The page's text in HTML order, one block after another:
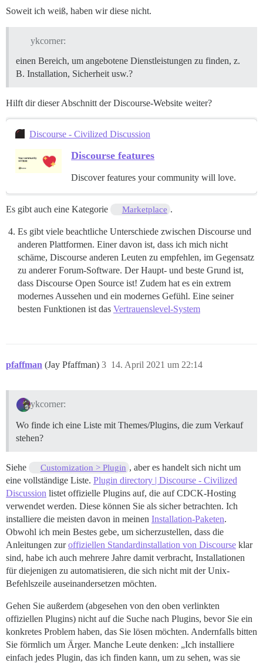
Soweit ich weiß, haben wir diese nicht.
ykcorner:
einen Bereich, um angebotene Dienstleistungen zu finden, z.
B. Installation, Sicherheit usw.?
Hilft dir dieser Abschnitt der Discourse-Website weiter?
Discourse - Civilized Discussion
Discourse features
Discover features your community will love.
Es gibt auch eine Kategorie Marketplace .
Es gibt viele beachtliche Unterschiede zwischen Discourse und
anderen Plattformen. Einer davon ist, dass ich mich nicht
schäme, Discourse anderen Leuten zu empfehlen, im Gegensatz
zu anderer Forum-Software. Der Haupt- und beste Grund ist,
dass Discourse Open Source ist! Zudem hat es ein extrem
modernes Aussehen und ein modernes Gefühl. Eine seiner
besten Funktionen ist das Vertrauenslevel-System
pfaffman (Jay Pfaffman) 14. April 2021 um 22:14
3
ykcorner:
Wo finde ich eine Liste mit Themes/Plugins, die zum Verkauf
stehen?
Siehe Customization > Plugin , aber es handelt sich nicht um
eine vollständige Liste. Plugin directory | Discourse - Civilized
Discussion listet offizielle Plugins auf, die auf CDCK-Hosting
verwendet werden. Diese können Sie als sicher betrachten. Ich
installiere die meisten davon in meinen Installation-Paketen.
Obwohl ich mein Bestes gebe, um sicherzustellen, dass die
Anleitungen zuroffiziellen Standardinstallation von Discourse klar
sind, habe ich auch mehrere Jahre damit verbracht, Installationen
für diejenigen zu automatisieren, die sich nicht mit der Unix-
Befehlszeile auseinandersetzen möchten.
Gehen Sie außerdem (abgesehen von den oben verlinkten
offiziellen Plugins) nicht auf die Suche nach Plugins, bevor Sie ein
konkretes Problem haben, das Sie lösen möchten. Andernfalls bitten
Sie förmlich um Ärger. Manche Leute denken: „Ich installiere
einfach jedes Plugin, das ich finden kann, um zu sehen, was sie